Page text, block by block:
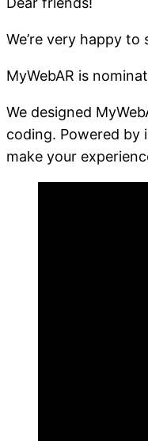
We’re very happy
MyWebAR is
We designed
coding. Powered by
make your